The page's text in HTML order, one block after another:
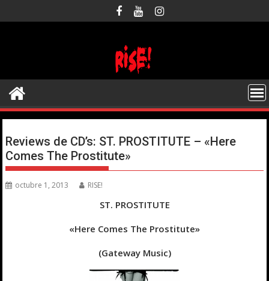
al
Reviews de CD’s: ST. PROSTITUTE – «Here
Comes The Prostitute»
octubre 1, 2013 RISE!
ST. PROSTITUTE
«Here Comes The Prostitute»
(Gateway Music)